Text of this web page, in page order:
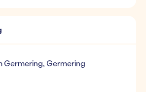
Germering, Germering